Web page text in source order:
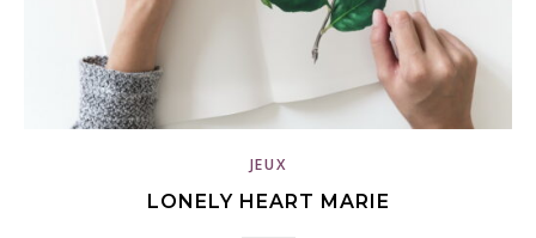
JEUX
LONELY HEART MARIE